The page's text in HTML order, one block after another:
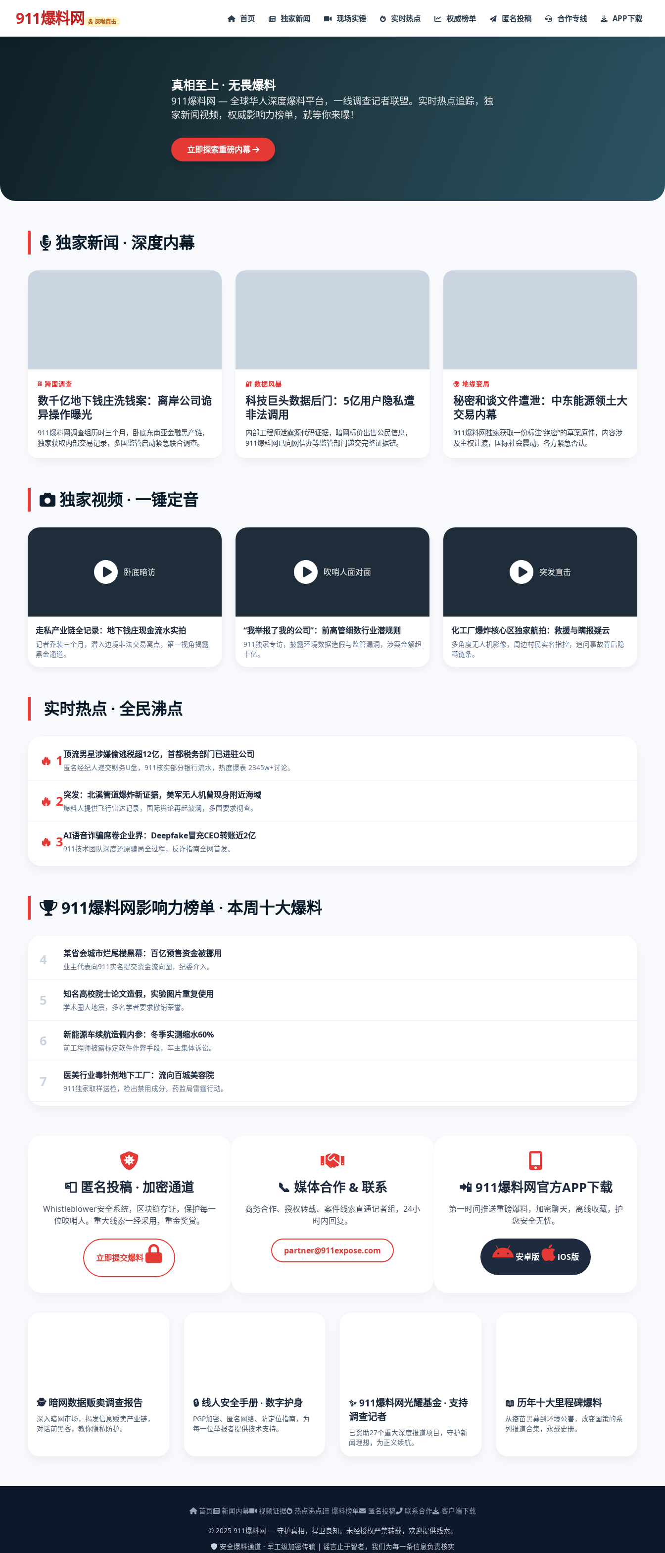
911爆料网 深喉直击 首页 独家新闻 现场实锤 实时热点 权威榜单 匿名投稿 合作专线 APP下载
真相至上 · 无畏爆料
911爆料网 — 全球华人深度爆料平台，一线调查记者联盟。实时热点追踪，独
家新闻视频，权威影响力榜单，就等你来曝！
立即探索重磅内幕
独家新闻 · 深度内幕
⛓️ 跨国调查
数千亿地下钱庄洗钱案：离岸公司诡
异操作曝光
911爆料网调查组历时三个月，卧底东南亚金融黑产链，
独家获取内部交易记录，多国监管启动紧急联合调查。
🔐 数据风暴
科技巨头数据后门：5亿用户隐私遭
非法调用
内部工程师泄露源代码证据，暗网标价出售公民信息，
911爆料网已向网信办等监管部门递交完整证据链。
🌍 地缘变局
秘密和谈文件遭泄：中东能源领土大
交易内幕
911爆料网独家获取一份标注“绝密”的草案原件，内容涉
及主权让渡，国际社会震动，各方紧急否认。
独家视频 · 一锤定音
卧底暗访
走私产业链全记录：地下钱庄现金流水实拍
记者乔装三个月，潜入边境非法交易窝点，第一视角揭露
黑金通道。
吹哨人面对面
“我举报了我的公司”：前高管细数行业潜规则
911独家专访，披露环境数据造假与监管漏洞，涉案金额超
十亿。
突发直击
化工厂爆炸核心区独家航拍：救援与瞒报疑云
多角度无人机影像，周边村民实名指控，追问事故背后隐
瞒链条。
实时热点 · 全民沸点
🔥 1顶流男星涉嫌偷逃税超12亿，首都税务部门已进驻公司
匿名经纪人递交财务U盘，911核实部分银行流水，热度爆表 2345w+讨论。
🔥 2突发：北溪管道爆炸新证据，美军无人机曾现身附近海域
爆料人提供飞行雷达记录，国际舆论再起波澜，多国要求彻查。
🔥 3AI语音诈骗席卷企业界：Deepfake冒充CEO转账近2亿
911技术团队深度还原骗局全过程，反诈指南全网首发。
911爆料网影响力榜单 · 本周十大爆料
4 某省会城市烂尾楼黑幕：百亿预售资金被挪用
业主代表向911实名提交资金流向图，纪委介入。
5 知名高校院士论文造假，实验图片重复使用
学术圈大地震，多名学者要求撤销荣誉。
6 新能源车续航造假内参：冬季实测缩水60%
前工程师披露标定软件作弊手段，车主集体诉讼。
7 医美行业毒针剂地下工厂：流向百城美容院
911独家取样送检，检出禁用成分，药监局雷霆行动。
📮 匿名投稿 · 加密通道
Whistleblower安全系统，区块链存证，保护每一
位吹哨人。重大线索一经采用，重金奖赏。
立即提交爆料
📞 媒体合作 & 联系
商务合作、授权转载、案件线索直通记者组，24小
时内回复。
partner@911expose.com
📲 911爆料网官方APP下载
第一时间推送重磅爆料，加密聊天，离线收藏，护
您安全无忧。
安卓版 iOS版
🕵️ 暗网数据贩卖调查报告
深入暗网市场，揭发信息贩卖产业链，
对话前黑客，教你隐私防护。
🔒 线人安全手册 · 数字护身
PGP加密、匿名网络、防定位指南，为
每一位举报者提供技术支持。
✨ 911爆料网光耀基金 · 支持
调查记者
已资助27个重大深度报道项目，守护新
闻理想，为正义续航。
📖 历年十大里程碑爆料
从疫苗黑幕到环境公害，改变国策的系
列报道合集，永载史册。
首页 新闻内幕 视频证据 热点沸点 爆料榜单 匿名投稿 联系合作 客户端下载
© 2025 911爆料网 — 守护真相，捍卫良知。未经授权严禁转载，欢迎提供线索。
安全爆料通道 · 军工级加密传输 | 谣言止于智者，我们为每一条信息负责核实